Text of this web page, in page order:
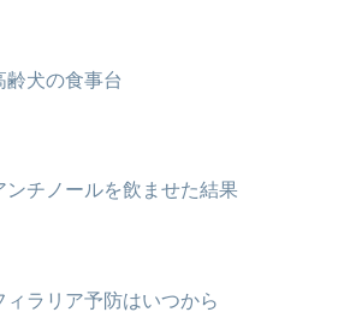
齢犬の食事台
ンチノールを飲ませた結果
ィラリア予防はいつから